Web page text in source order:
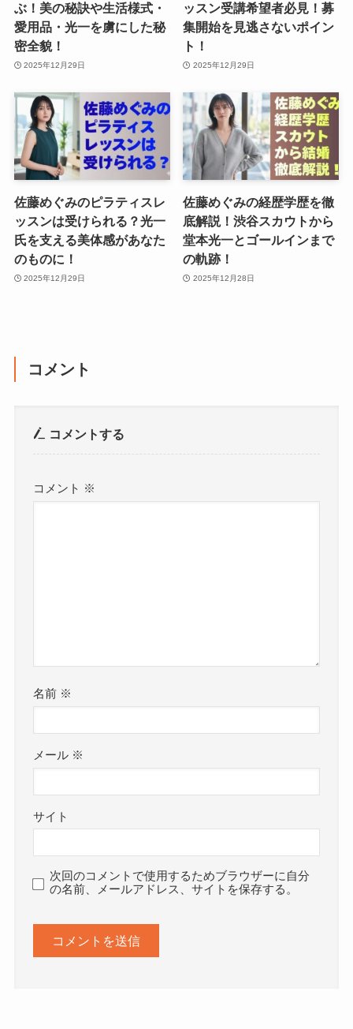
ぶ！美の秘訣や生活様式・
愛用品・光一を虜にした秘
密全貌！
2025年12月29日
ッスン受講希望者必見！募
集開始を見逃さないポイン
ト！
2025年12月29日
佐藤めぐみのピラティスレ
ッスンは受けられる？光一
氏を支える美体感があなた
のものに！
2025年12月29日
佐藤めぐみの経歴学歴を徹
底解説！渋谷スカウトから
堂本光一とゴールインまで
の軌跡！
2025年12月28日
コメント
コメントする
コメント ※
名前 ※
メール ※
サイト
次回のコメントで使用するためブラウザーに自分
の名前、メールアドレス、サイトを保存する。